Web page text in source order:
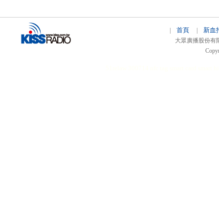
首頁 新血
大眾廣播股份有